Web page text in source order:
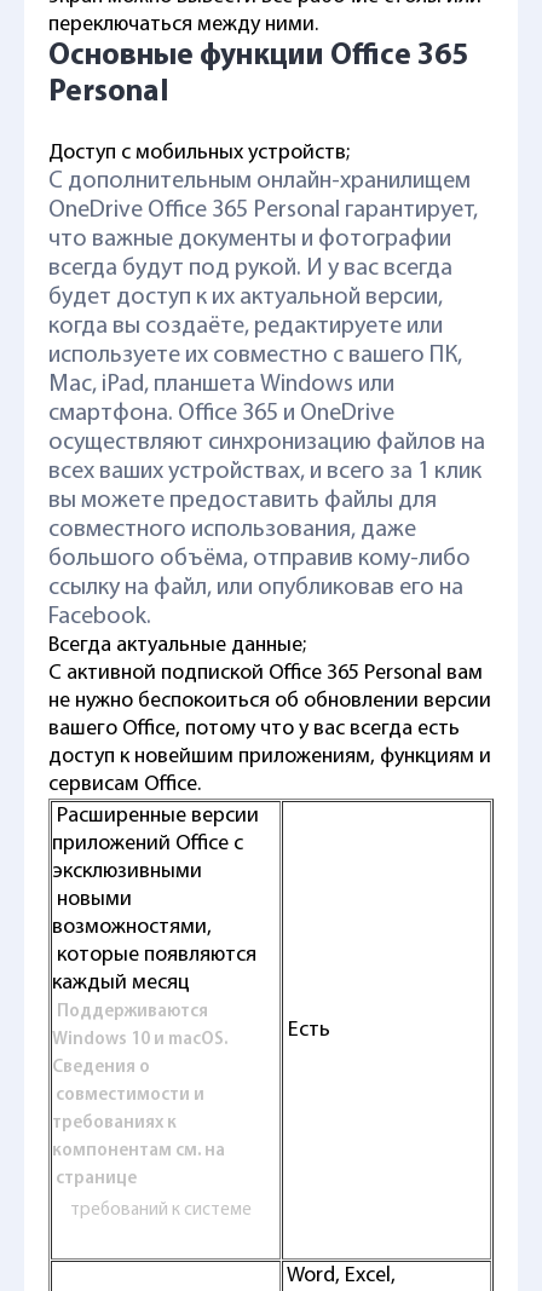
переключаться между ними.
Основные функции Office 365
Personal
Доступ с мобильных устройств;
С дополнительным онлайн-хранилищем
OneDrive Office 365 Personal гарантирует,
что важные документы и фотографии
всегда будут под рукой. И у вас всегда
будет доступ к их актуальной версии,
когда вы создаёте, редактируете или
используете их совместно с вашего ПК,
Mac, iPad, планшета Windows или
смартфона. Office 365 и OneDrive
осуществляют синхронизацию файлов на
всех ваших устройствах, и всего за 1 клик
вы можете предоставить файлы для
совместного использования, даже
большого объёма, отправив кому-либо
ссылку на файл, или опубликовав его на
Facebook.
Всегда актуальные данные;
С активной подпиской Office 365 Personal вам
не нужно беспокоиться об обновлении версии
вашего Office, потому что у вас всегда есть
доступ к новейшим приложениям, функциям и
сервисам Office.
Расширенные версии
приложений Office с
эксклюзивными
новыми
возможностями,
которые появляются
каждый месяц
Поддерживаются
Windows 10 и macOS.
Сведения о
совместимости и
требованиях к
компонентам см. на
странице
требований к системе
Есть
Word, Excel,